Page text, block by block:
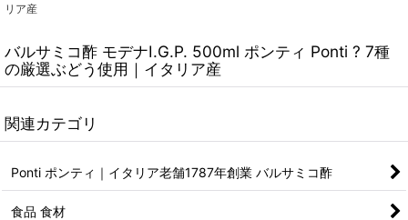
リア産
バルサミコ酢 モデナI.G.P. 500ml ポンティ Ponti ? 7種
の厳選ぶどう使用｜イタリア産
関連カテゴリ
Ponti ポンティ｜イタリア老舗1787年創業 バルサミコ酢
食品 食材